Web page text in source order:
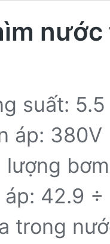
suất: 5.5
áp: 380V
lượng
áp: 42.9 ÷
trong